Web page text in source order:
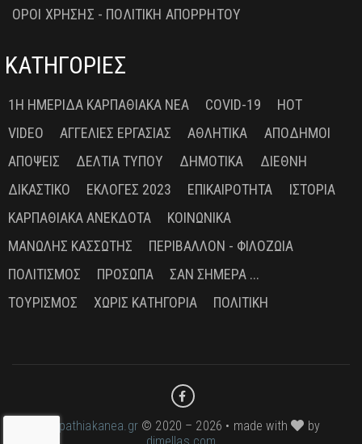
ΟΡΟΙ ΧΡΗΣΗΣ - ΠΟΛΙΤΙΚΗ ΑΠΟΡΡΗΤΟΥ
ΚΑΤΗΓΟΡΙΕΣ
1Η ΗΜΕΡΊΔΑ ΚΑΡΠΑΘΙΑΚΆ ΝΈΑ COVID-19
HOT
VIDEO
ΑΓΓΕΛΊΕΣ ΕΡΓΑΣΊΑΣ ΑΘΛΗΤΙΚΆ
ΑΠΌΔΗΜΟΙ
ΑΠΌΨΕΙΣ
ΔΕΛΤΊΑ ΤΎΠΟΥ ΔΗΜΟΤΙΚΆ
ΔΙΕΘΝΉ
ΔΙΚΑΣΤΙΚΌ
ΕΚΛΟΓΈΣ 2023 ΕΠΙΚΑΙΡΌΤΗΤΑ
ΙΣΤΟΡΊΑ
ΚΑΡΠΑΘΙΑΚΆ ΑΝΈΚΔΟΤΑ
ΚΟΙΝΩΝΙΚΆ
ΜΑΝΏΛΗΣ ΚΑΣΣΏΤΗΣ
ΠΕΡΙΒΆΛΛΟΝ - ΦΙΛΟΖΩΊΑ
ΠΟΛΙΤΙΣΜΌΣ
ΠΡΌΣΩΠΑ
ΣΑΝ ΣΉΜΕΡΑ ...
ΤΟΥΡΙΣΜΌΣ
ΧΩΡΊΣ ΚΑΤΗΓΟΡΊΑ ΠΟΛΙΤΙΚΉ
karpathiakanea.gr© 2020 – 2026 • made with
by